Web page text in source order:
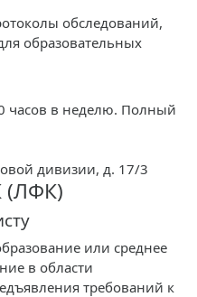
обследований,
образовательных
часов в неделю. Полный
дивизии, д. 17/3
(ЛФК)
или среднее
в области
требований к